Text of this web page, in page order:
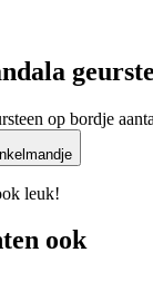
op bordje
leuk!
ook